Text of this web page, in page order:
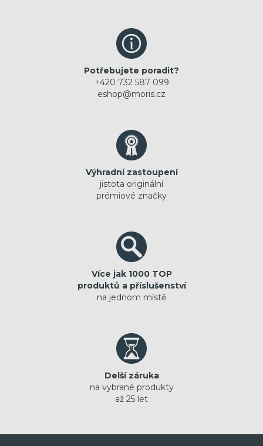
Potřebujete poradit?
+420 732 587 099
eshop@moris.cz
Výhradní zastoupení
jistota originální
prémiové značky
Více jak 1000 TOP
produktů a příslušenství
na jednom místě
Delší záruka
na vybrané produkty
až 25 let